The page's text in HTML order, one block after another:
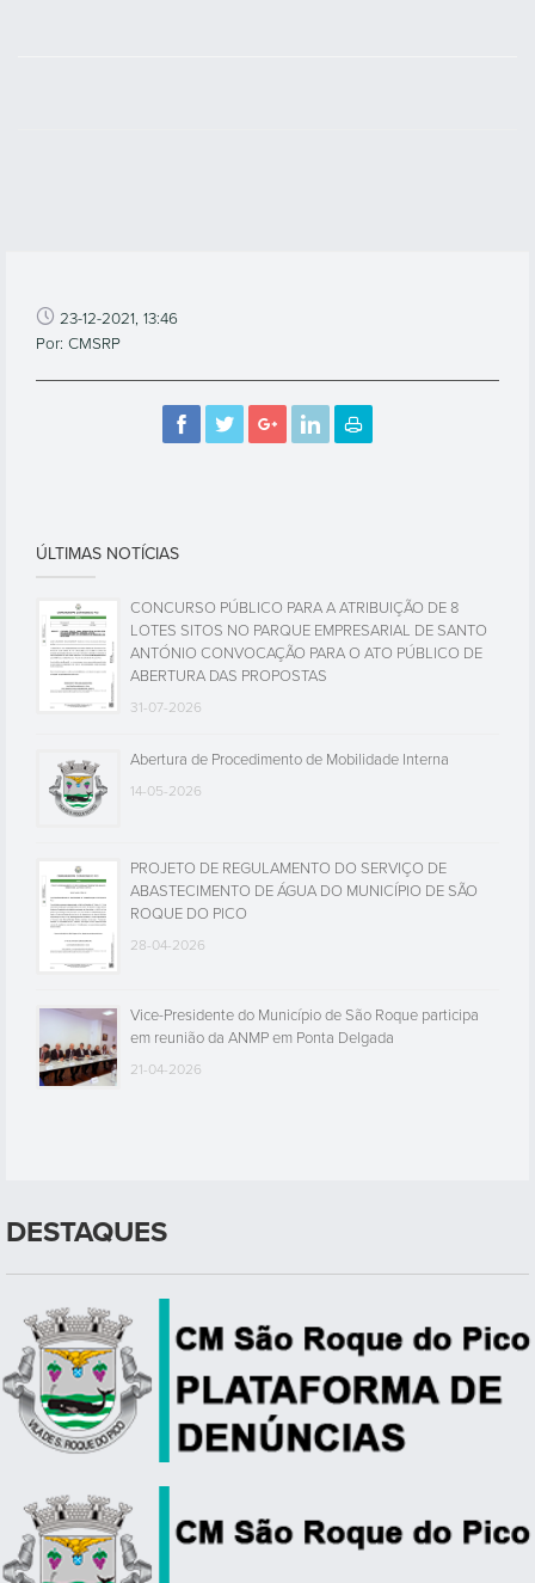
23-12-2021, 13:46
Por: CMSRP
ÚLTIMAS NOTÍCIAS
CONCURSO PÚBLICO PARA A ATRIBUIÇÃO DE 8
LOTES SITOS NO PARQUE EMPRESARIAL DE SANTO
ANTÓNIO CONVOCAÇÃO PARA O ATO PÚBLICO DE
ABERTURA DAS PROPOSTAS
31-07-2026
Abertura de Procedimento de Mobilidade Interna
14-05-2026
PROJETO DE REGULAMENTO DO SERVIÇO DE
ABASTECIMENTO DE ÁGUA DO MUNICÍPIO DE SÃO
ROQUE DO PICO
28-04-2026
Vice-Presidente do Município de São Roque participa
em reunião da ANMP em Ponta Delgada
21-04-2026
DESTAQUES